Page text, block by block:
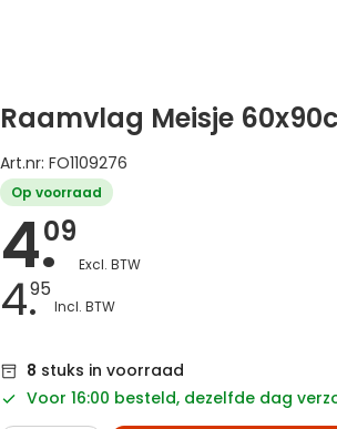
Raamvlag Meisje
Art.nr: FO1109276
Op voorraad
4.09
4.95
8 stuks in voorraad
Voor 16:00 besteld, dezelfde dag